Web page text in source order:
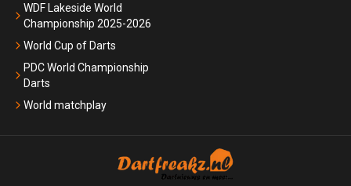
WDF Lakeside World
Championship 2025-2026
World Cup of Darts
PDC World Championship
Darts
World matchplay